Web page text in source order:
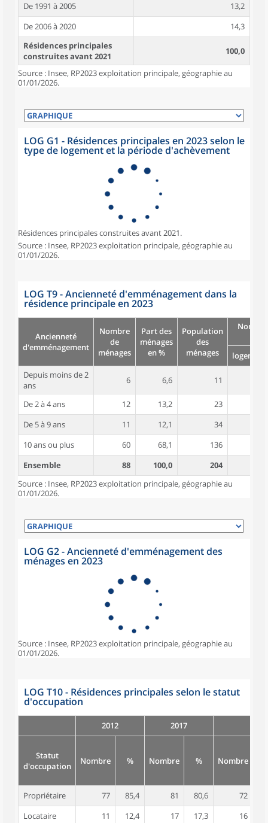
De 1991 à 2005
13,2
De 2006 à 2020
14,3
Résidences principales
construites avant 2021
100,0
Source : Insee, RP2023 exploitation principale, géographie au
01/01/2026.
LOG G1 - Résidences principales en 2023 selon le
type de logement et la période d'achèvement
Résidences principales construites avant 2021.
Source : Insee, RP2023 exploitation principale, géographie au
01/01/2026.
LOG T9 - Ancienneté d'emménagement dans la
résidence principale en 2023
Ancienneté
d'emménagement
Nombre
de
ménages
Part des
ménages
en %
Population
des
ménages
logement
Depuis moins de 2
ans
6 6,6 11
De 2 à 4 ans 12 13,2 23
De 5 à 9 ans
11 12,1 34
10 ans ou plus
60 68,1 136
Ensemble
88 100,0 204
Source : Insee, RP2023 exploitation principale, géographie au
01/01/2026.
LOG G2 - Ancienneté d'emménagement des
ménages en 2023
Source : Insee, RP2023 exploitation principale, géographie au
01/01/2026.
LOG T10 - Résidences principales selon le statut
d'occupation
2012 2017
Statut
d'occupation
Nombre % Nombre % Nombre
Propriétaire 77 85,4 81 80,6 72
Locataire
11 12,4 17 17,3 16